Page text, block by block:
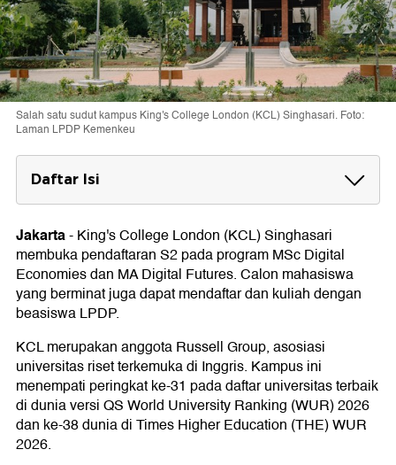
Salah satu sudut kampus King's College London (KCL) Singhasari. Foto:
Laman LPDP Kemenkeu
Daftar Isi
Beasiswa LPDP King's College London
Singhasari
Syarat Beasiswa LPDP King's College
London Singhasari
Cara Daftar King's College London
Link Pendaftaran KCL Singhasari
Ketentuan Lolos Beasiswa LPDP di KCL
Singhasari
Jakarta-King's College London (KCL) Singhasari
membuka pendaftaran S2 pada program MSc Digital
Economies dan MA Digital Futures. Calon mahasiswa
yang berminat juga dapat mendaftar dan kuliah dengan
beasiswa LPDP.
KCL merupakan anggota Russell Group, asosiasi
universitas riset terkemuka di Inggris. Kampus ini
menempati peringkat ke-31 pada daftar universitas terbaik
di dunia versi QS World University Ranking (WUR) 2026
dan ke-38 dunia di Times Higher Education (THE) WUR
2026.